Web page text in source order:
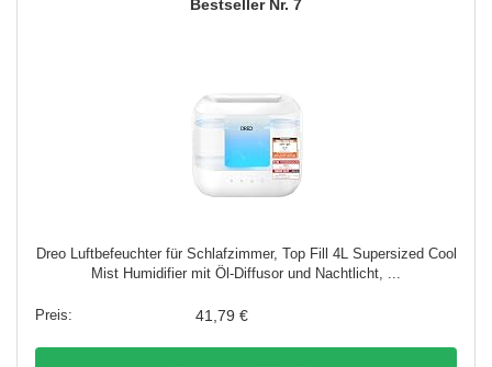
7
Dreo Luftbefeuchter für Schlafzimmer, Top Fill 4L Supersized Cool
Mist Humidifier mit Öl-Diffusor und Nachtlicht, ...
41,79 €